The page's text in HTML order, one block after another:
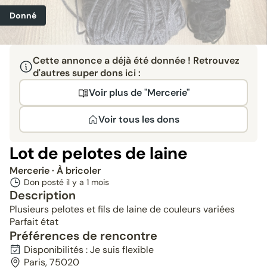
Donné
Cette annonce a déjà été donnée ! Retrouvez
d'autres super dons ici :
Voir plus de "Mercerie"
Voir tous les dons
Lot de pelotes de laine
Mercerie· À bricoler
Don posté il y a 1 mois
Description
Plusieurs pelotes et fils de laine de couleurs variées
Parfait état
Préférences de rencontre
Disponibilités : Je suis flexible
Paris, 75020